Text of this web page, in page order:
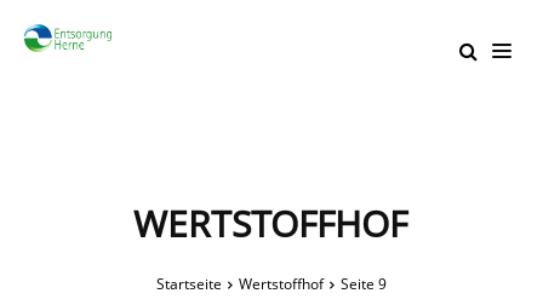
WERTSTOFFHOF
Startseite Wertstoffhof Seite 9